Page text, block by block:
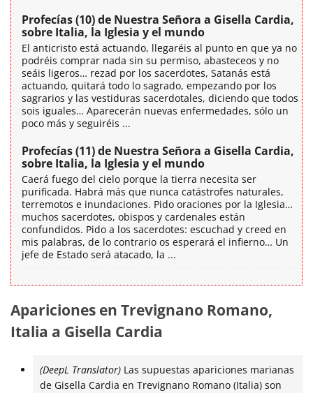
Profecías (10) de Nuestra Señora a Gisella Cardia,
sobre Italia, la Iglesia y el mundo
El anticristo está actuando, llegaréis al punto en que ya no
podréis comprar nada sin su permiso, abasteceos y no
seáis ligeros… rezad por los sacerdotes, Satanás está
actuando, quitará todo lo sagrado, empezando por los
sagrarios y las vestiduras sacerdotales, diciendo que todos
sois iguales… Aparecerán nuevas enfermedades, sólo un
poco más y seguiréis ...
Profecías (11) de Nuestra Señora a Gisella Cardia,
sobre Italia, la Iglesia y el mundo
Caerá fuego del cielo porque la tierra necesita ser
purificada. Habrá más que nunca catástrofes naturales,
terremotos e inundaciones. Pido oraciones por la Iglesia…
muchos sacerdotes, obispos y cardenales están
confundidos. Pido a los sacerdotes: escuchad y creed en
mis palabras, de lo contrario os esperará el infierno… Un
jefe de Estado será atacado, la ...
Apariciones en Trevignano Romano,
Italia a Gisella Cardia
(DeepL Translator) Las supuestas apariciones marianas
de Gisella Cardia en Trevignano Romano (Italia) son